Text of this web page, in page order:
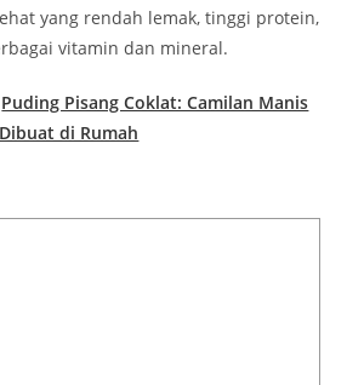
yang rendah lemak, tinggi protein,
vitamin dan mineral.
Puding Pisang Coklat: Camilan Manis
di Rumah